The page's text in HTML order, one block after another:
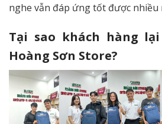
nghe vẫn đáp ứng tốt được nhiều
Tại sao khách hàng
Hoàng Sơn Store?